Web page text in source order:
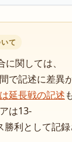
て
関しては、
で記述に差異
延長戦の記述
は13-
利として記録